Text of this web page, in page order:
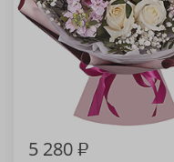
5 280₽